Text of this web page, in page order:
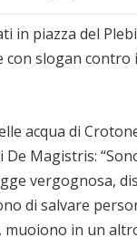
in piazza del
con slogan
acqua di
Magistris:
vergognosa,
di salvare
in un